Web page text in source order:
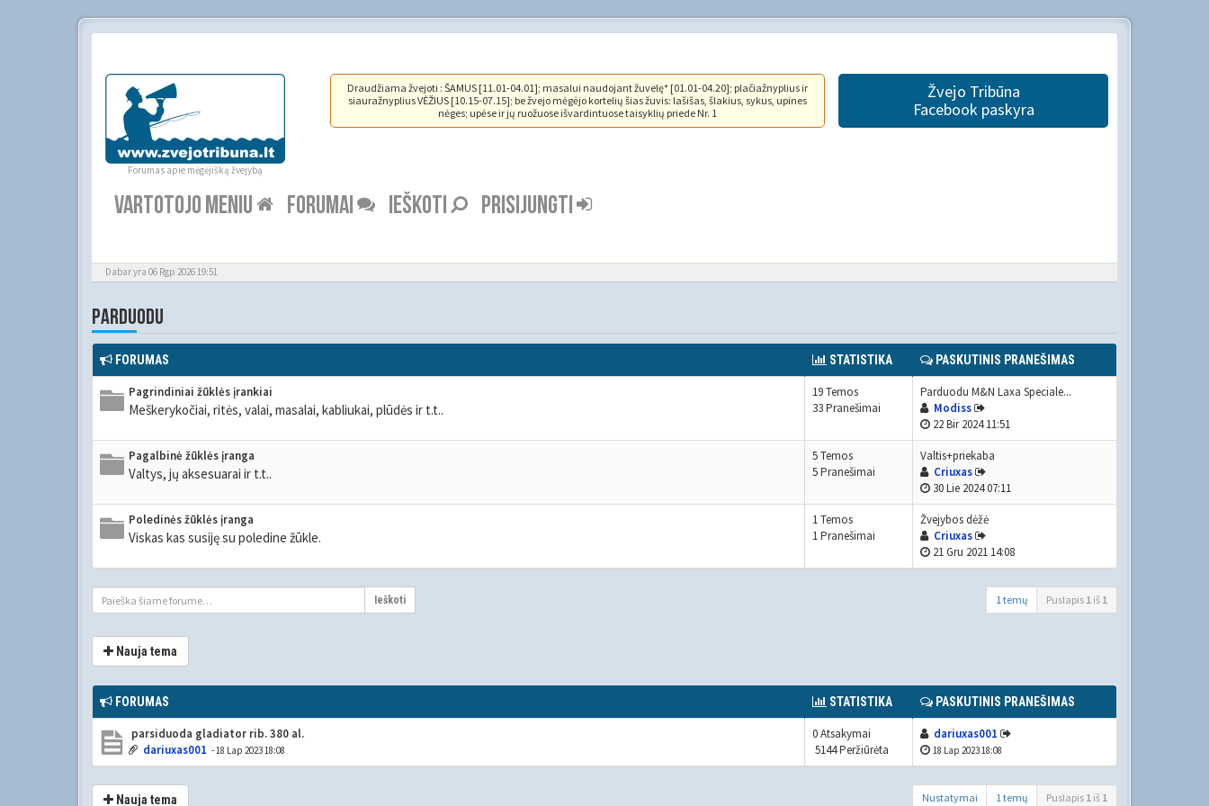
Forumas apie mėgėjišką žvejybą
Draudžiama žvejoti : ŠAMUS [11.01-04.01]; masalui naudojant žuvelę* [01.01-04.20]; plačiažnyplius ir
siauražnyplius VĖŽIUS [10.15-07.15]; be žvejo mėgėjo kortelių šias žuvis: lašišas, šlakius, sykus, upines
nėges; upėse ir jų ruožuose išvardintuose taisyklių priede Nr. 1
Žvejo Tribūna
Facebook paskyra
VARTOTOJO MENIU FORUMAI IEŠKOTI PRISIJUNGTI
Dabar yra 06 Rgp 2026 19:51
PARDUODU
FORUMAS STATISTIKA PASKUTINIS PRANEŠIMAS
Pagrindiniai žūklės įrankiai
Meškerykočiai, ritės, valai, masalai, kabliukai, plūdės ir t.t..
19 Temos
33 Pranešimai
Parduodu M&N Laxa Speciale...
Modiss
22 Bir 2024 11:51
Pagalbinė žūklės įranga
Valtys, jų aksesuarai ir t.t..
5 Temos
5 Pranešimai
Valtis+priekaba
Criuxas
30 Lie 2024 07:11
Poledinės žūklės įranga
Viskas kas susiję su poledine žūkle.
1 Temos
1 Pranešimai
Žvejybos dėžė
Criuxas
21 Gru 2021 14:08
Ieškoti 1 temų Puslapis 1 iš 1
Nauja tema
FORUMAS STATISTIKA PASKUTINIS PRANEŠIMAS
parsiduoda gladiator rib. 380 al.
dariuxas001 - 18 Lap 2023 18:08
0 Atsakymai
5144 Peržiūrėta
dariuxas001
18 Lap 2023 18:08
Nauja tema Nustatymai 1 temų Puslapis 1 iš 1